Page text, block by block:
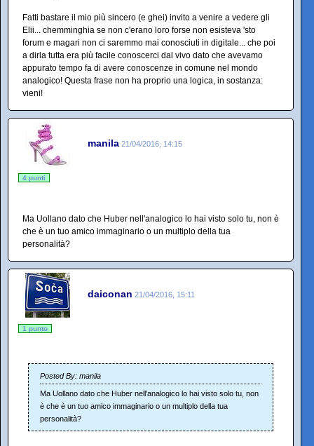
Fatti bastare il mio più sincero (e ghei) invito a venire a vedere gli
Elii... chemminghia se non c'erano loro forse non esisteva 'sto
forum e magari non ci saremmo mai conosciuti in digitale... che poi
a dirla tutta era più facile conoscerci dal vivo dato che avevamo
appurato tempo fa di avere conoscenze in comune nel mondo
analogico! Questa frase non ha proprio una logica, in sostanza:
vieni!
manila 21/04/2016, 14:15
4 punti
Ma Uollano dato che Huber nell'analogico lo hai visto solo tu, non è
che è un tuo amico immaginario o un multiplo della tua
personalità?
daiconan 21/04/2016, 15:11
1 punto
Posted By: manila
Ma Uollano dato che Huber nell'analogico lo hai visto solo tu, non
è che è un tuo amico immaginario o un multiplo della tua
personalità?